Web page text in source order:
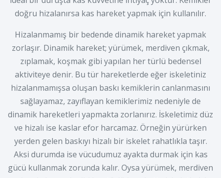
doğru hizalanırsa kas hareket yapmak için kullanılır.
Hizalanmamış bir bedende dinamik hareket yapmak
zorlaşır. Dinamik hareket; yürümek, merdiven çıkmak,
zıplamak, koşmak gibi yapılan her türlü bedensel
aktiviteye denir. Bu tür hareketlerde eğer iskeletiniz
hizalanmamışsa oluşan baskı kemiklerin canlanmasını
sağlayamaz, zayıflayan kemiklerimiz nedeniyle de
dinamik hareketleri yapmakta zorlanırız. İskeletimiz düz
ve hizalı ise kaslar efor harcamaz. Örneğin yürürken
yerden gelen baskıyı hizalı bir iskelet rahatlıkla taşır.
Aksi durumda ise vücudumuz ayakta durmak için kas
gücü kullanmak zorunda kalır. Oysa yürümek, merdiven